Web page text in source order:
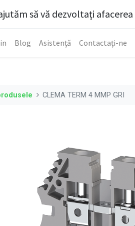
să vă dezvoltați afacerea
Blog Asistență Contactați-ne
CLEMA TERM 4 MMP GRI